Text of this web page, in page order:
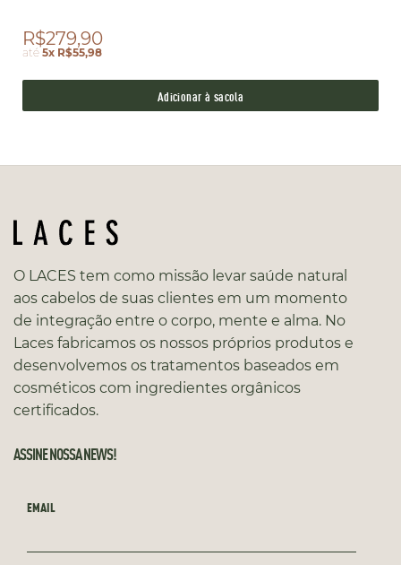
R$279,90
até5x R$55,98
Adicionar à sacola
O LACES tem como missão levar saúde natural
aos cabelos de suas clientes em um momento
de integração entre o corpo, mente e alma. No
Laces fabricamos os nossos próprios produtos e
desenvolvemos os tratamentos baseados em
cosméticos com ingredientes orgânicos
certificados.
ASSINE NOSSA NEWS!
EMAIL